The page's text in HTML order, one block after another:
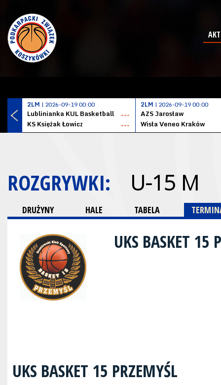
2LM | 2026-09-19 00:00
Lublinianka KUL Basketball
---
KS Księżak Łowicz
---
2LM | 2026-09-19 00:00
AZS Jarosław
Wisła Veneo Kraków
ROZGRYWKI: U-15 M
DRUŻYNY HALE TABELA
UKS BASKET 15
UKS BASKET 15 PRZEMYŚL